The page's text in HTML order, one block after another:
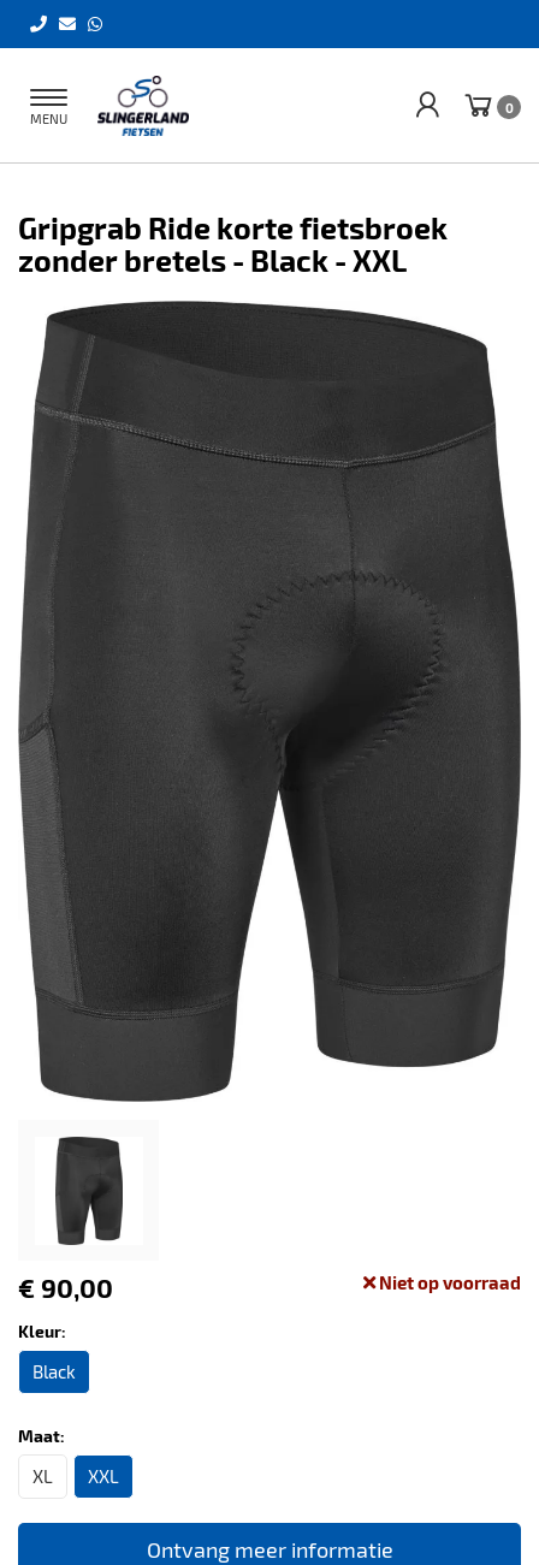
Toggle
navigation
MENU
0
Gripgrab Ride korte fietsbroek
zonder bretels - Black - XXL
€ 90,00 Niet op voorraad
Kleur:
Black
Maat:
XL XXL
Ontvang meer informatie